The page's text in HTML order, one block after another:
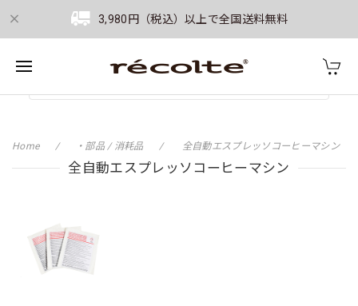
3,980円（税込）以上で全国送料無料
Home ・部品 / 消耗品 全自動エスプレッソコーヒーマシン
全自動エスプレッソコーヒーマシン